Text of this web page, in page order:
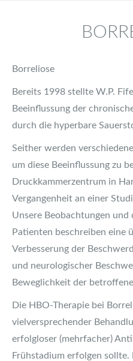
Borreliose
Bereits 1998 stellte W.P.
Beeinflussung der
durch die hyperbare
Seither werden
um diese Beeinflussung zu
Druckkammerzentrum in
Vergangenheit an einer
Unsere Beobachtungen und
Patienten beschreiben eine
Verbesserung der
und neurologischer
Beweglichkeit der
Die HBO-Therapie bei
vielversprechender
erfolgloser (mehrfacher)
Frühstadium erfolgen sollte.